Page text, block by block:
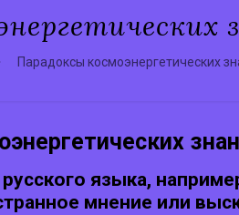
Парадоксы космоэнергетических
языка,
мнение или